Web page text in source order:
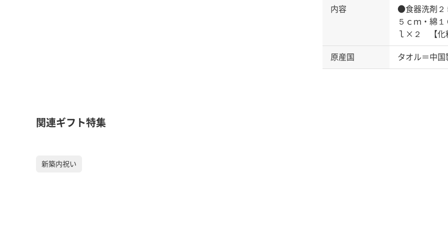
内容
●食器洗剤２
５ｃｍ・綿
ｌ×２ 【化
原産国 タオル＝中国
関連ギフト特集
新築内祝い